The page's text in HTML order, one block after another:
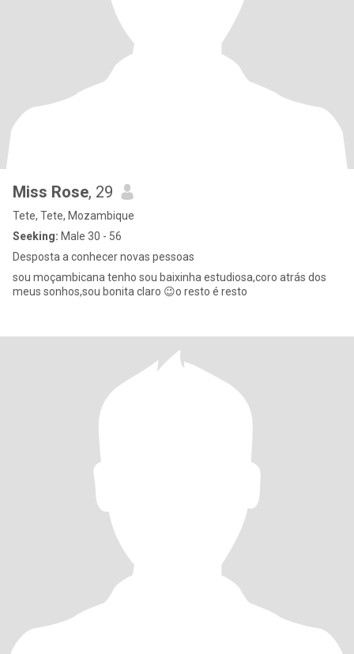
Miss Rose, 29
Tete, Tete, Mozambique
Seeking: Male 30 - 56
Desposta a conhecer novas pessoas
sou moçambicana tenho sou baixinha estudiosa,coro atrás dos
meus sonhos,sou bonita claro 😉o resto é resto